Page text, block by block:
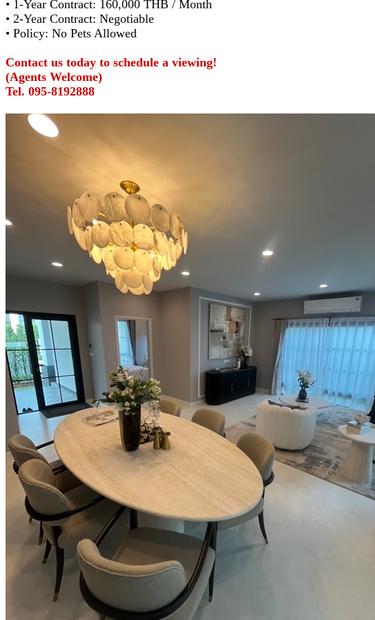
• 1-Year Contract: 160,000 THB / Month
• 2-Year Contract: Negotiable
• Policy: No Pets Allowed
Contact us today to schedule a viewing!
(Agents Welcome)
Tel. 095-8192888